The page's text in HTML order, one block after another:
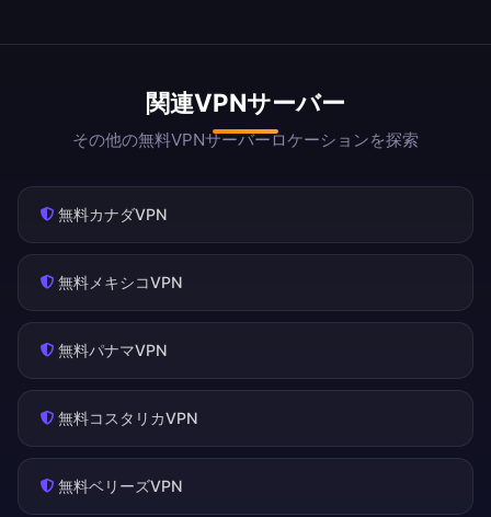
関連VPNサーバー
その他の無料VPNサーバーロケーションを探索
無料カナダVPN
無料メキシコVPN
無料パナマVPN
無料コスタリカVPN
無料ベリーズVPN